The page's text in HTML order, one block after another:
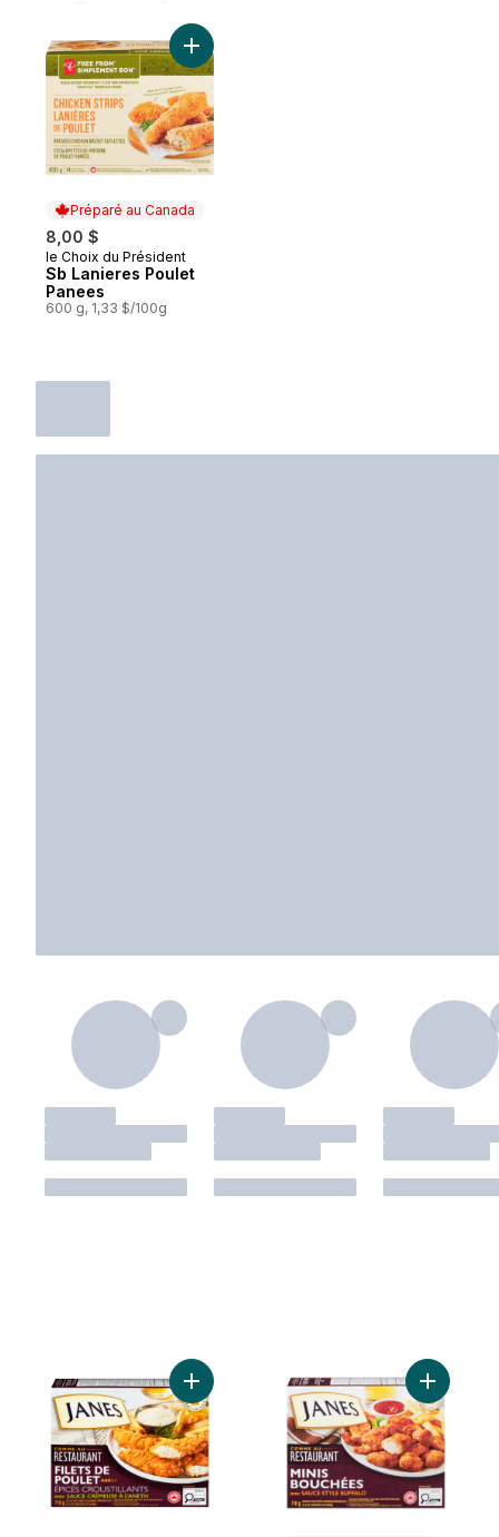
Préparé au Canada
8,00 $
Préparé au Canada
le Choix du Président
Sb Lanieres Poulet
Panees
600 g, 1,33 $/100g
Ajouter Sb Lanieres Poulet Panees au
Ajouter Filets de poitrine de pouletAjouter